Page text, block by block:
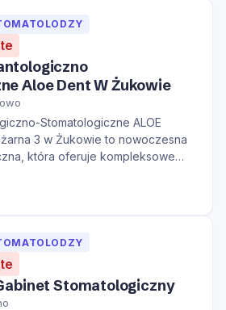
Aloe Dent W Żukowie
Stomatologiczne ALOE
3 w Żukowie to nowoczesna
która oferuje kompleksowe
ortodoncji oraz medycyny e
Stomatologiczny